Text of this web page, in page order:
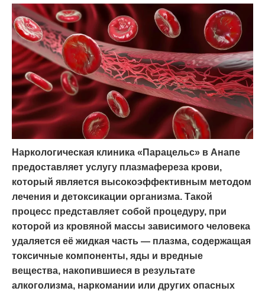
Наркологическая клиника «Парацельс» в Анапе
предоставляет услугу плазмафереза крови,
который является высокоэффективным методом
лечения и детоксикации организма. Такой
процесс представляет собой процедуру, при
которой из кровяной массы зависимого человека
удаляется её жидкая часть — плазма, содержащая
токсичные компоненты, яды и вредные
вещества, накопившиеся в результате
алкоголизма, наркомании или других опасных